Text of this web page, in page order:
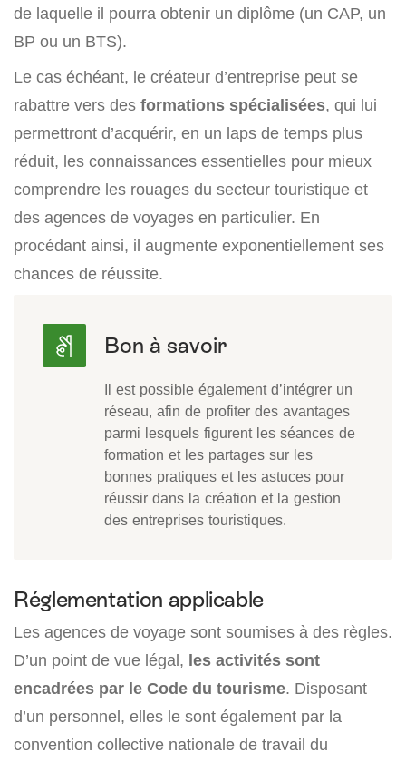
de laquelle il pourra obtenir un diplôme (un CAP, un
BP ou un BTS).
Le cas échéant, le créateur d’entreprise peut se
rabattre vers des formations spécialisées, qui lui
permettront d’acquérir, en un laps de temps plus
réduit, les connaissances essentielles pour mieux
comprendre les rouages du secteur touristique et
des agences de voyages en particulier. En
procédant ainsi, il augmente exponentiellement ses
chances de réussite.
Il est possible également d’intégrer un
réseau, afin de profiter des avantages
parmi lesquels figurent les séances de
formation et les partages sur les
bonnes pratiques et les astuces pour
réussir dans la création et la gestion
des entreprises touristiques.
Réglementation applicable
Les agences de voyage sont soumises à des règles.
D’un point de vue légal, les activités sont
encadrées par le Code du tourisme. Disposant
d’un personnel, elles le sont également par la
convention collective nationale de travail du